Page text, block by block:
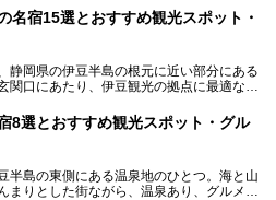
HOTEL」がリニューアル。さらにこのあ
設のGRAX EARTH FIELD（グラックスア
、大型屋内アミューズメント施設のPLEA
在リニューアルオープンしている施設を中
も大人だけでも、おひとりさまでも多彩な
「プレジャーリゾート 伊豆赤沢温泉」を
名宿15選とおすすめ観光スポット・
静岡県の伊豆半島の根元に近い部分にある
関口にあたり、伊豆観光の拠点に最適な立
楽しめるのが魅力です。
豆長岡温泉の歴史や魅力、おすすめの宿を
します！
8選とおすすめ観光スポット・グル
半島の東側にある温泉地のひとつ。海と山
まりとした街ながら、温泉あり、グルメあ